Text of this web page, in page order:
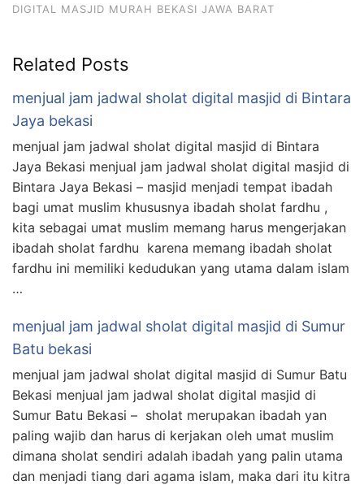
DIGITAL MASJID MURAH BEKASI JAWA BARAT
Related Posts
menjual jam jadwal sholat digital masjid di Bintara
Jaya bekasi
menjual jam jadwal sholat digital masjid di Bintara
Jaya Bekasi menjual jam jadwal sholat digital masjid di
Bintara Jaya Bekasi – masjid menjadi tempat ibadah
bagi umat muslim khususnya ibadah sholat fardhu ,
kita sebagai umat muslim memang harus mengerjakan
ibadah sholat fardhu karena memang ibadah sholat
fardhu ini memiliki kedudukan yang utama dalam islam
…
menjual jam jadwal sholat digital masjid di Sumur
Batu bekasi
menjual jam jadwal sholat digital masjid di Sumur Batu
Bekasi menjual jam jadwal sholat digital masjid di
Sumur Batu Bekasi – sholat merupakan ibadah yan
paling wajib dan harus di kerjakan oleh umat muslim
dimana sholat sendiri adalah ibadah yang palin utama
dan menjadi tiang dari agama islam, maka dari itu kitra